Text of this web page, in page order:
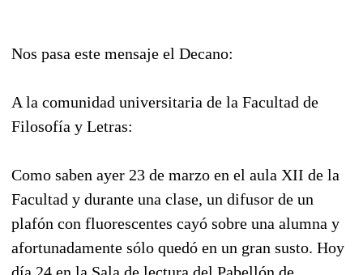
Nos pasa este mensaje el Decano:
A la comunidad universitaria de la Facultad de
Filosofía y Letras:
Como saben ayer 23 de marzo en el aula XII de la
Facultad y durante una clase, un difusor de un
plafón con fluorescentes cayó sobre una alumna y
afortunadamente sólo quedó en un gran susto. Hoy